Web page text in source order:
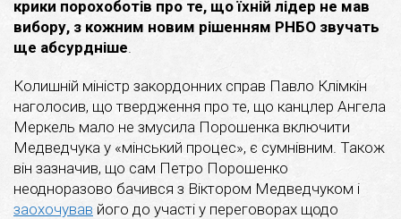
крики порохоботів про те, що їхній лідер не мав
вибору, з кожним новим рішенням РНБО звучать
ще абсурдніше
Колишній міністр закордонних справ Павло Клімкін
наголосив, що твердження про те, що канцлер Ангела
Меркель мало не змусила Порошенка включити
Медведчука у «мінський процес», є сумнівним. Також
він зазначив, що сам Петро Порошенко
неодноразово бачився з Віктором Медведчуком і
заохочував його до участі у переговорах щодо